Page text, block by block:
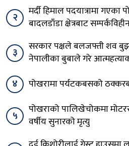
२
मर्दी हिमाल पदयात्रामा
बादलडाँडा क्षेत्रबाट
३
सरकार पक्षले बलजफ्ती शव
नेपालीका बुबाले गरे
४
पोखरामा पर्यटकबसको
५
पोखराको पालिखेचोकमा
वर्षीय सुनारको मृत्यु